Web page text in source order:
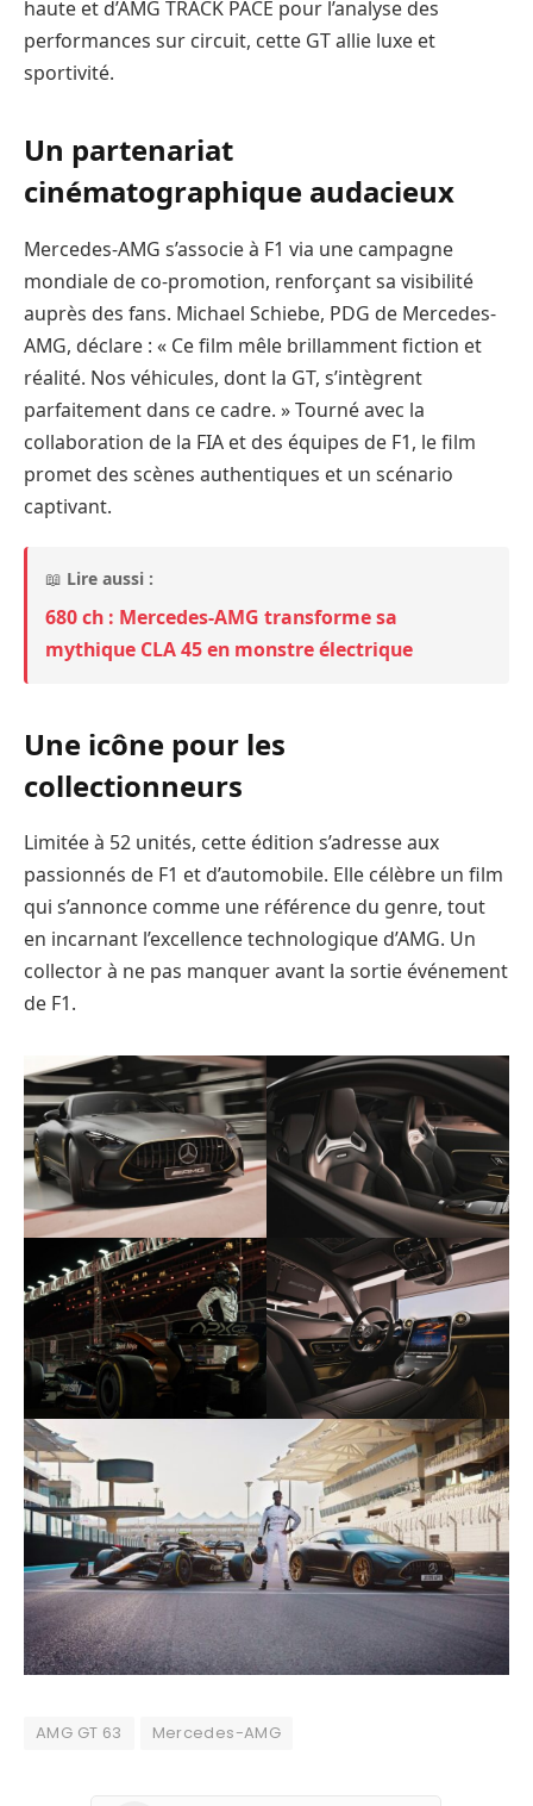
haute et d’AMG TRACK PACE pour l’analyse des
performances sur circuit, cette GT allie luxe et
sportivité.
Un partenariat
cinématographique audacieux
Mercedes-AMG s’associe à F1 via une campagne
mondiale de co-promotion, renforçant sa visibilité
auprès des fans. Michael Schiebe, PDG de Mercedes-
AMG, déclare : « Ce film mêle brillamment fiction et
réalité. Nos véhicules, dont la GT, s’intègrent
parfaitement dans ce cadre. » Tourné avec la
collaboration de la FIA et des équipes de F1, le film
promet des scènes authentiques et un scénario
captivant.
📖 Lire aussi :
680 ch : Mercedes-AMG transforme sa
mythique CLA 45 en monstre électrique
Une icône pour les
collectionneurs
Limitée à 52 unités, cette édition s’adresse aux
passionnés de F1 et d’automobile. Elle célèbre un film
qui s’annonce comme une référence du genre, tout
en incarnant l’excellence technologique d’AMG. Un
collector à ne pas manquer avant la sortie événement
de F1.
AMG GT 63 Mercedes-AMG